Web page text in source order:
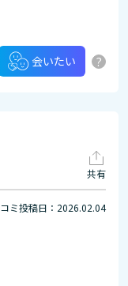
会いたい ?
共有
ミ投稿日：2026.02.04